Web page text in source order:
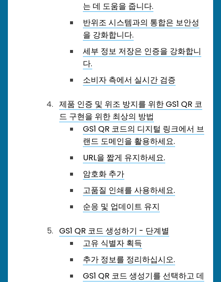
는 데 도움을 줍니다.
반위조 시스템과의 통합은 보안성
을 강화합니다.
세부 정보 저장은 인증을 강화합니
다.
소비자 측에서 실시간 검증
제품 인증 및 위조 방지를 위한 GS1 QR 코
드 구현을 위한 최상의 방법
GS1 QR 코드의 디지털 링크에서 브
랜드 도메인을 활용하세요.
URL을 짧게 유지하세요.
암호화 추가
고품질 인쇄를 사용하세요.
순응 및 업데이트 유지
GS1 QR 코드 생성하기 - 단계별
고유 식별자 획득
추가 정보를 정리하십시오.
GS1 QR 코드 생성기를 선택하고 데